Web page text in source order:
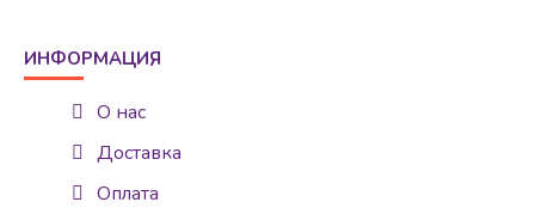
ИНФОРМАЦИЯ
О нас
Доставка
Оплата